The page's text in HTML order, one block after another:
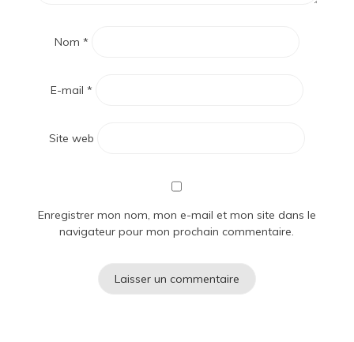
Nom *
E-mail *
Site web
Enregistrer mon nom, mon e-mail et mon site dans le
navigateur pour mon prochain commentaire.